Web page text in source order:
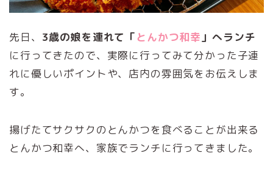
先日、 3歳の娘を連れて「とんかつ和幸 」へランチ
に行ってきたので、実際に行ってみて分かった子連
れに優しいポイントや、店内の雰囲気をお伝えしま
す。
揚げたてサクサクのとんかつを食べることが出来る
とんかつ和幸へ、家族でランチに行ってきました。